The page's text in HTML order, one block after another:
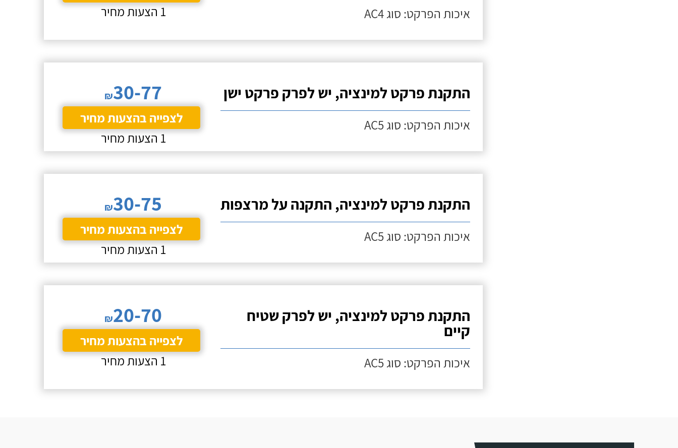
איכות הפרקט: סוג AC4
1 הצעות מחיר
התקנת פרקט למינציה, יש לפרק פרקט ישן
איכות הפרקט: סוג AC5
₪30-77
לצפייה בהצעות מחיר
1 הצעות מחיר
התקנת פרקט למינציה, התקנה על מרצפות
איכות הפרקט: סוג AC5
₪30-75
לצפייה בהצעות מחיר
1 הצעות מחיר
התקנת פרקט למינציה, יש לפרק שטיח
קיים
איכות הפרקט: סוג AC5
₪20-70
לצפייה בהצעות מחיר
1 הצעות מחיר